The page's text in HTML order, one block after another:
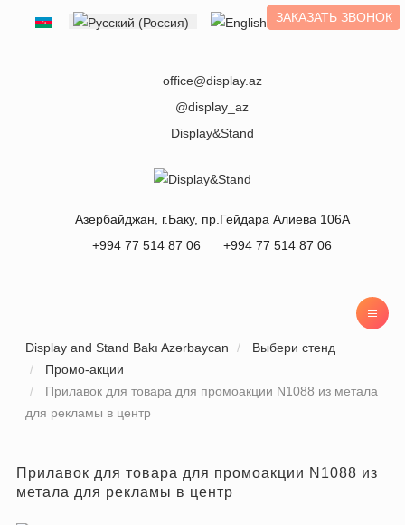
Выберите язык ЗАКАЗАТЬ ЗВОНОК
office@display.az
@display_az
Display&Stand
Азербайджан , г.Баку, пр.Гейдара Алиева 106А
+994 77 514 87 06
+994 77 514 87 06
Display and Stand Bakı Azərbaycan
Выбери стенд
Промо-акции
Прилавок для товара для промоакции N1088 из метала
для рекламы в центр
Прилавок для товара для промоакции N1088 из
метала для рекламы в центр